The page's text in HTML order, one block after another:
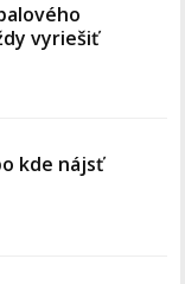
vyriešiť
kde nájsť